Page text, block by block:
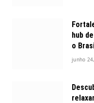
hub
o
junho